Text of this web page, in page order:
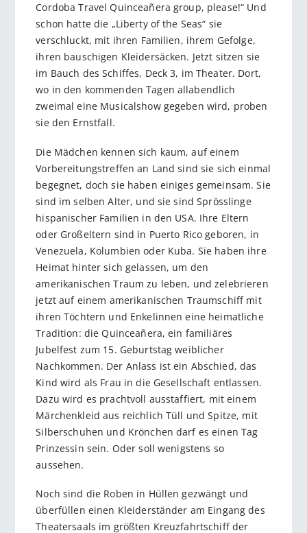
Cordoba Travel Quinceañera group, please!“ Und
schon hatte die „Liberty of the Seas“ sie
verschluckt, mit ihren Familien, ihrem Gefolge,
ihren bauschigen Kleidersäcken. Jetzt sitzen sie
im Bauch des Schiffes, Deck 3, im Theater. Dort,
wo in den kommenden Tagen allabendlich
zweimal eine Musicalshow gegeben wird, proben
sie den Ernstfall.
Die Mädchen kennen sich kaum, auf einem
Vorbereitungstreffen an Land sind sie sich einmal
begegnet, doch sie haben einiges gemeinsam. Sie
sind im selben Alter, und sie sind Sprösslinge
hispanischer Familien in den USA. Ihre Eltern
oder Großeltern sind in Puerto Rico geboren, in
Venezuela, Kolumbien oder Kuba. Sie haben ihre
Heimat hinter sich gelassen, um den
amerikanischen Traum zu leben, und zelebrieren
jetzt auf einem amerikanischen Traumschiff mit
ihren Töchtern und Enkelinnen eine heimatliche
Tradition: die Quinceañera, ein familiäres
Jubelfest zum 15. Geburtstag weiblicher
Nachkommen. Der Anlass ist ein Abschied, das
Kind wird als Frau in die Gesellschaft entlassen.
Dazu wird es prachtvoll ausstaffiert, mit einem
Märchenkleid aus reichlich Tüll und Spitze, mit
Silberschuhen und Krönchen darf es einen Tag
Prinzessin sein. Oder soll wenigstens so
aussehen.
Noch sind die Roben in Hüllen gezwängt und
überfüllen einen Kleiderständer am Eingang des
Theatersaals im größten Kreuzfahrtschiff der